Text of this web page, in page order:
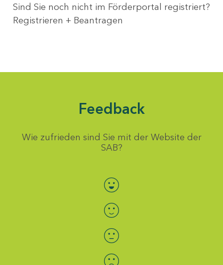
Sind Sie noch nicht im Förderportal registriert?
Registrieren + Beantragen
Feedback
Wie zufrieden sind Sie mit der Website der
SAB?
Bewertung auswählen